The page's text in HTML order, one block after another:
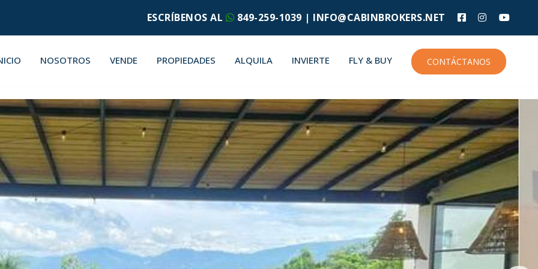
ESCRÍBENOS AL 849-259-1039 | INFO@CABINBROKERS.NET
NOSOTROS VENDE PROPIEDADES ALQUILA INVIERTE FLY & BUY CONTÁCTANOS